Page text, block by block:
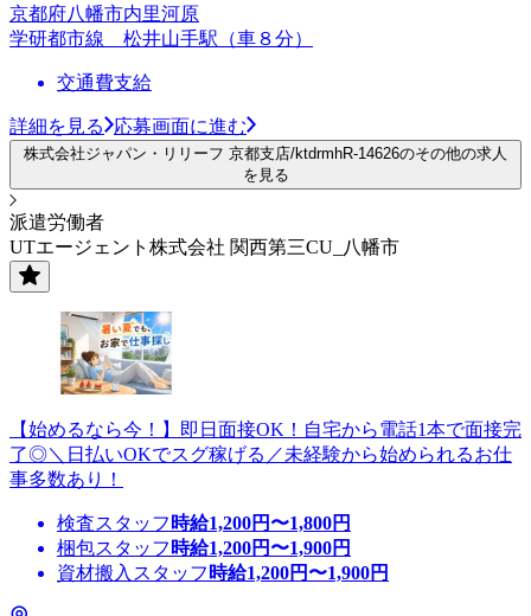
京都府八幡市内里河原
学研都市線 松井山手駅（車８分）
交通費支給
詳細を見る 応募画面に進む
株式会社ジャパン・リリーフ 京都支店/ktdrmhR-14626のその他の求人
を見る
派遣労働者
UTエージェント株式会社 関西第三CU_八幡市
【始めるなら今！】即日面接OK！自宅から電話1本で面接完
了◎＼日払いOKでスグ稼げる／未経験から始められるお仕
事多数あり！
検査スタッフ 時給1,200円〜1,800円
梱包スタッフ 時給1,200円〜1,900円
資材搬入スタッフ 時給1,200円〜1,900円